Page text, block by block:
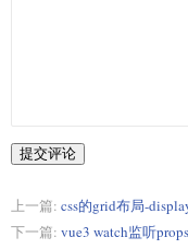
提交评论
上一篇: css的grid布局-
下一篇: vue3 watch监听